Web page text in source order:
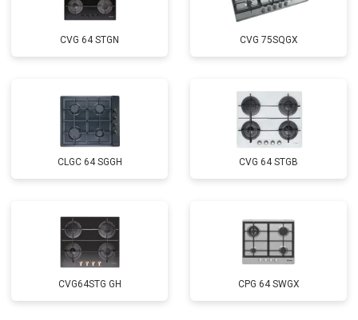
CVG 64 STGN CVG 75SQGX
CLGC 64 SGGH CVG 64 STGB
CVG64STG GH CPG 64 SWGX